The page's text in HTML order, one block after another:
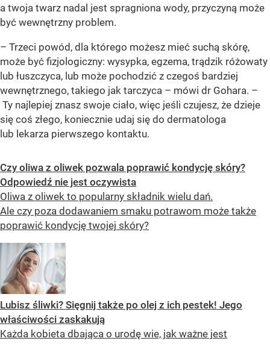
a twoja twarz nadal jest spragniona wody, przyczyną może
być wewnętrzny problem.
– Trzeci powód, dla którego możesz mieć suchą skórę,
może być fizjologiczny: wysypka, egzema, trądzik różowaty
lub łuszczyca, lub może pochodzić z czegoś bardziej
wewnętrznego, takiego jak tarczyca – mówi dr Gohara. –
Ty najlepiej znasz swoje ciało, więc jeśli czujesz, że dzieje
się coś złego, koniecznie udaj się do dermatologa
lub lekarza pierwszego kontaktu.
Czy oliwa z oliwek pozwala poprawić kondycję skóry?
Odpowiedź nie jest oczywista
Oliwa z oliwek to popularny składnik wielu dań.
Ale czy poza dodawaniem smaku potrawom może także
poprawić kondycję twojej skóry?
Lubisz śliwki? Sięgnij także po olej z ich pestek! Jego
właściwości zaskakują
Każda kobieta dbająca o urodę wie, jak ważne jest